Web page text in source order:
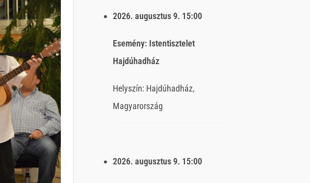
2026. augusztus 9. 15:00
Esemény: Istentisztelet
Hajdúhadház
Helyszín: Hajdúhadház,
Magyarország
2026. augusztus 9. 15:00